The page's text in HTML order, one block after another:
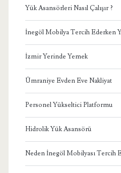
Yük Asansörleri Nasıl Çalışır ?
İnegöl Mobilya Tercih Ederken
İzmir Yerinde Yemek
Ümraniye Evden Eve Nakliyat
Personel Yükseltici Platformu
Hidrolik Yük Asansörü
Neden İnegöl Mobilyası Tercih